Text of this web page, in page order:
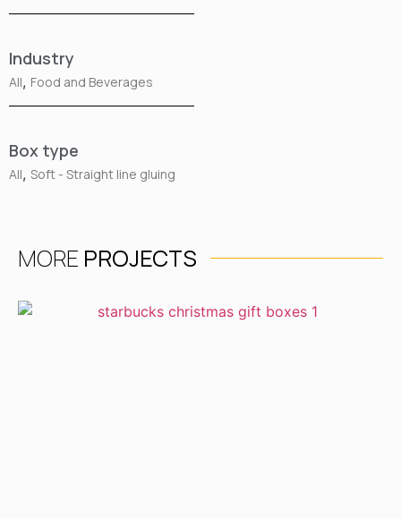
Industry
All, Food and Beverages
Box type
All, Soft - Straight line gluing
MORE PROJECTS